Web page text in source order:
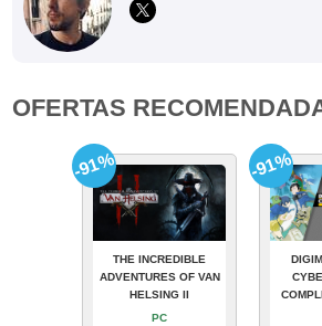
OFERTAS
THE INCREDIBLE
ADVENTURES OF VAN
HELSING II
PC
-91% -91%